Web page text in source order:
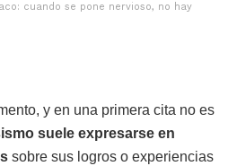
cuando se pone nervioso, no hay
y en una primera cita no es
suele expresarse en
sobre sus logros o experiencias